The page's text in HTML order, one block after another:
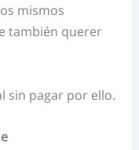
mismos
también querer
sin pagar por ello.